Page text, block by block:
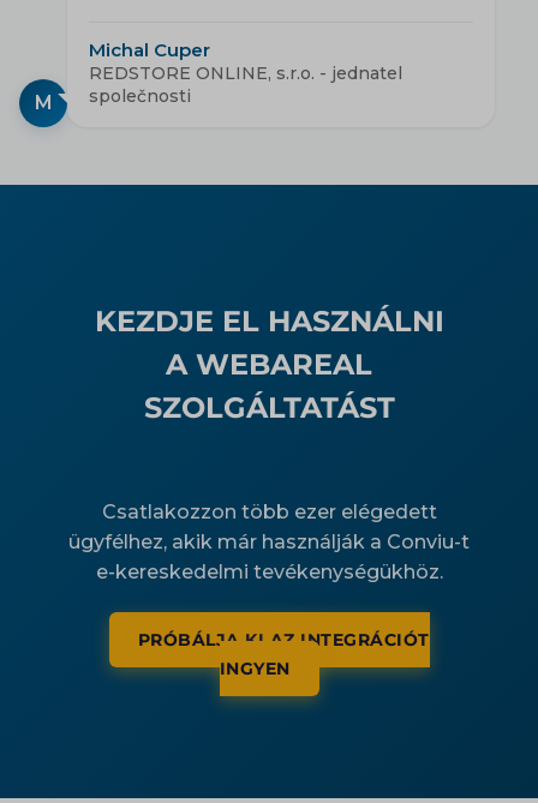
M
Michal Cuper
REDSTORE ONLINE, s.r.o. - jednatel
společnosti
KEZDJE EL HASZNÁLNI
A WEBAREAL
SZOLGÁLTATÁST
Csatlakozzon több ezer elégedett
ügyfélhez, akik már használják a Conviu-t
e-kereskedelmi tevékenységükhöz.
PRÓBÁLJA KI AZ INTEGRÁCIÓT
INGYEN